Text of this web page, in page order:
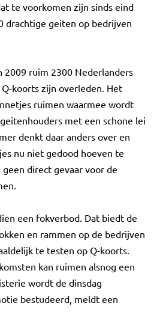
te voorkomen zijn sinds eind
drachtige geiten op bedrijven
2009 ruim 2300 Nederlanders
koorts zijn overleden. Het
ruimen waarmee wordt
met een schone lei
denkt daar anders over en
nu niet gedood hoeven te
direct gevaar voor de
een fokverbod. Dat biedt de
en rammen op de bedrijven
te testen op Q-koorts.
kan ruimen alsnog een
wordt de dinsdag
bestudeerd, meldt een